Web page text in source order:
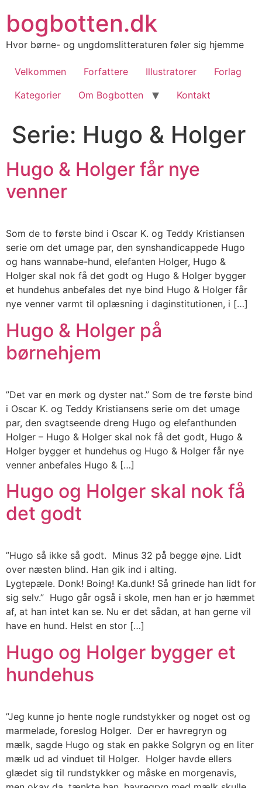
indhold
bogbotten.dk
Hvor børne- og ungdomslitteraturen føler sig hjemme
Velkommen Forfattere Illustratorer
Forlag
Kategorier
Om Bogbotten Kontakt
Serie: Hugo & Holger
Hugo & Holger får nye
venner
Som de to første bind i Oscar K. og Teddy Kristiansen
serie om det umage par, den synshandicappede Hugo
og hans wannabe-hund, elefanten Holger, Hugo &
Holger skal nok få det godt og Hugo & Holger bygger
et hundehus anbefales det nye bind Hugo & Holger får
nye venner varmt til oplæsning i daginstitutionen, i […]
Hugo & Holger på
børnehjem
”Det var en mørk og dyster nat.” Som de tre første bind
i Oscar K. og Teddy Kristiansens serie om det umage
par, den svagtseende dreng Hugo og elefanthunden
Holger – Hugo & Holger skal nok få det godt, Hugo &
Holger bygger et hundehus og Hugo & Holger får nye
venner anbefales Hugo & […]
Hugo og Holger skal nok få
det godt
”Hugo så ikke så godt. Minus 32 på begge øjne. Lidt
over næsten blind. Han gik ind i alting.
Lygtepæle. Donk! Boing! Ka.dunk! Så grinede han lidt for
sig selv.” Hugo går også i skole, men han er jo hæmmet
af, at han intet kan se. Nu er det sådan, at han gerne vil
have en hund. Helst en stor […]
Hugo og Holger bygger et
hundehus
”Jeg kunne jo hente nogle rundstykker og noget ost og
marmelade, foreslog Holger. Der er havregryn og
mælk, sagde Hugo og stak en pakke Solgryn og en liter
mælk ud ad vinduet til Holger. Holger havde ellers
glædet sig til rundstykker og måske en morgenavis,